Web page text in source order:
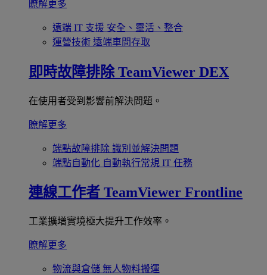
瞭解更多
遠端 IT 支援 安全、靈活、整合
運營技術 遠端車間存取
即時故障排除 TeamViewer DEX
在使用者受到影響前解決問題。
瞭解更多
端點故障排除 識別並解決問題
端點自動化 自動執行常規 IT 任務
連線工作者 TeamViewer Frontline
工業擴增實境極大提升工作效率。
瞭解更多
物流與倉儲 無人物料搬運